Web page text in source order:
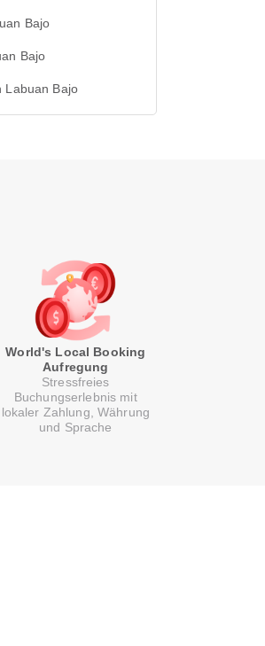
Bajo
Bajo
Labuan Bajo
World's Local Booking
Aufregung
Stressfreies
Buchungserlebnis mit
lokaler Zahlung, Währung
und Sprache